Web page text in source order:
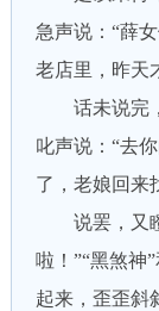
急声说：“薛
老店里，昨
话未说完，
叱声说：“去
了，老娘回来
说罢，又瞪
啦！”“黑煞神
起来，歪歪斜